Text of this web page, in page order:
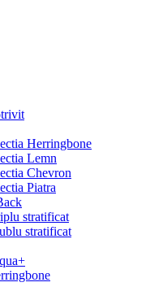
Herringbone
Lemn
Chevron
Piatra
stratificat
stratificat